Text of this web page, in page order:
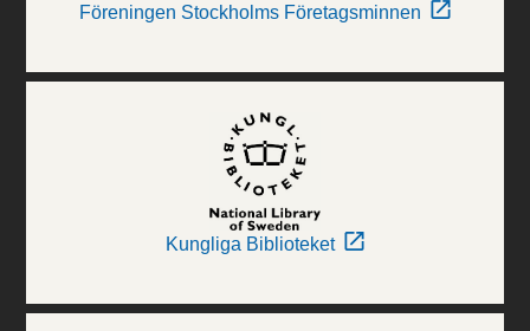
Föreningen Stockholms Företagsminnen
Kungliga Biblioteket